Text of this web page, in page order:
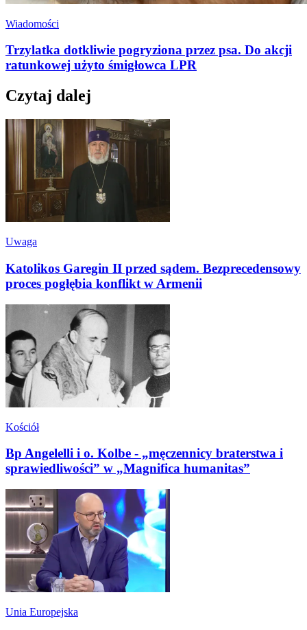
Wiadomości
Trzylatka dotkliwie pogryziona przez psa. Do akcji
ratunkowej użyto śmigłowca LPR
Czytaj dalej
Uwaga
Katolikos Garegin II przed sądem. Bezprecedensowy
proces pogłębia konflikt w Armenii
Kościół
Bp Angelelli i o. Kolbe - „męczennicy braterstwa i
sprawiedliwości” w „Magnifica humanitas”
Unia Europejska